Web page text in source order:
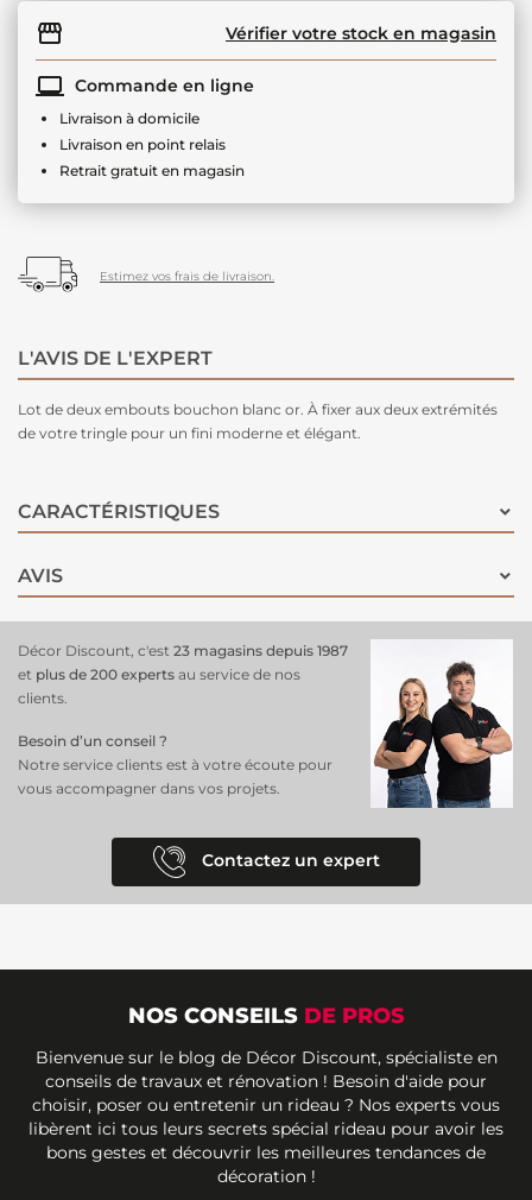
Vérifier votre stock en magasin
Commande en ligne
Livraison à domicile
Livraison en point relais
Retrait gratuit en magasin
Estimez vos frais de livraison.
L'AVIS DE L'EXPERT
Lot de deux embouts bouchon blanc or. À fixer aux deux extrémités
de votre tringle pour un fini moderne et élégant.
CARACTÉRISTIQUES
AVIS
Décor Discount, c'est 23 magasins depuis 1987
et plus de 200 experts au service de nos
clients.
Besoin d’un conseil ?
Notre service clients est à votre écoute pour
vous accompagner dans vos projets.
Contactez un expert
NOS CONSEILS DE PROS
Bienvenue sur le blog de Décor Discount, spécialiste en
conseils de travaux et rénovation ! Besoin d'aide pour
choisir, poser ou entretenir un rideau ? Nos experts vous
libèrent ici tous leurs secrets spécial rideau pour avoir les
bons gestes et découvrir les meilleures tendances de
décoration !